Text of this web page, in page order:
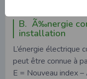
B. Ã‰nergie
installation
L’énergie électrique
peut être connue à
E = Nouveau index –